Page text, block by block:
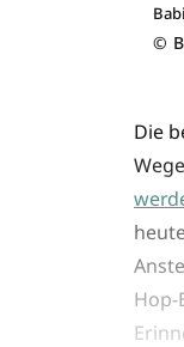
©
Die
Hop-